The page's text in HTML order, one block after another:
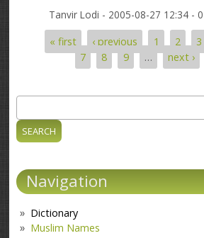
Tanvir Lodi - 2005-08-27 12:34 -
Pages
« first ‹ previous 1 2 3
7
8 9 … next ›
Search form
Navigation
Dictionary
Muslim Names